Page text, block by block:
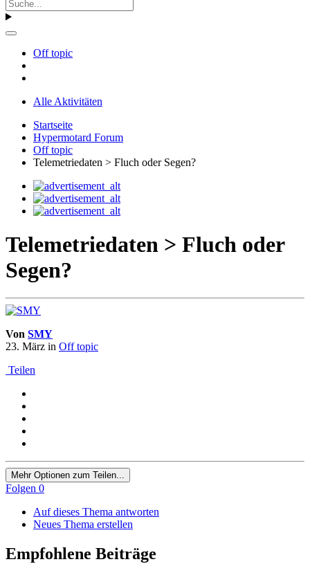
Off topic
Alle Aktivitäten
Startseite
Hypermotard Forum
Off topic
Telemetriedaten > Fluch oder Segen?
Telemetriedaten > Fluch oder
Segen?
Von SMY
23. März in Off topic
Teilen
Mehr Optionen zum Teilen...
Folgen 0
Auf dieses Thema antworten
Neues Thema erstellen
Empfohlene Beiträge